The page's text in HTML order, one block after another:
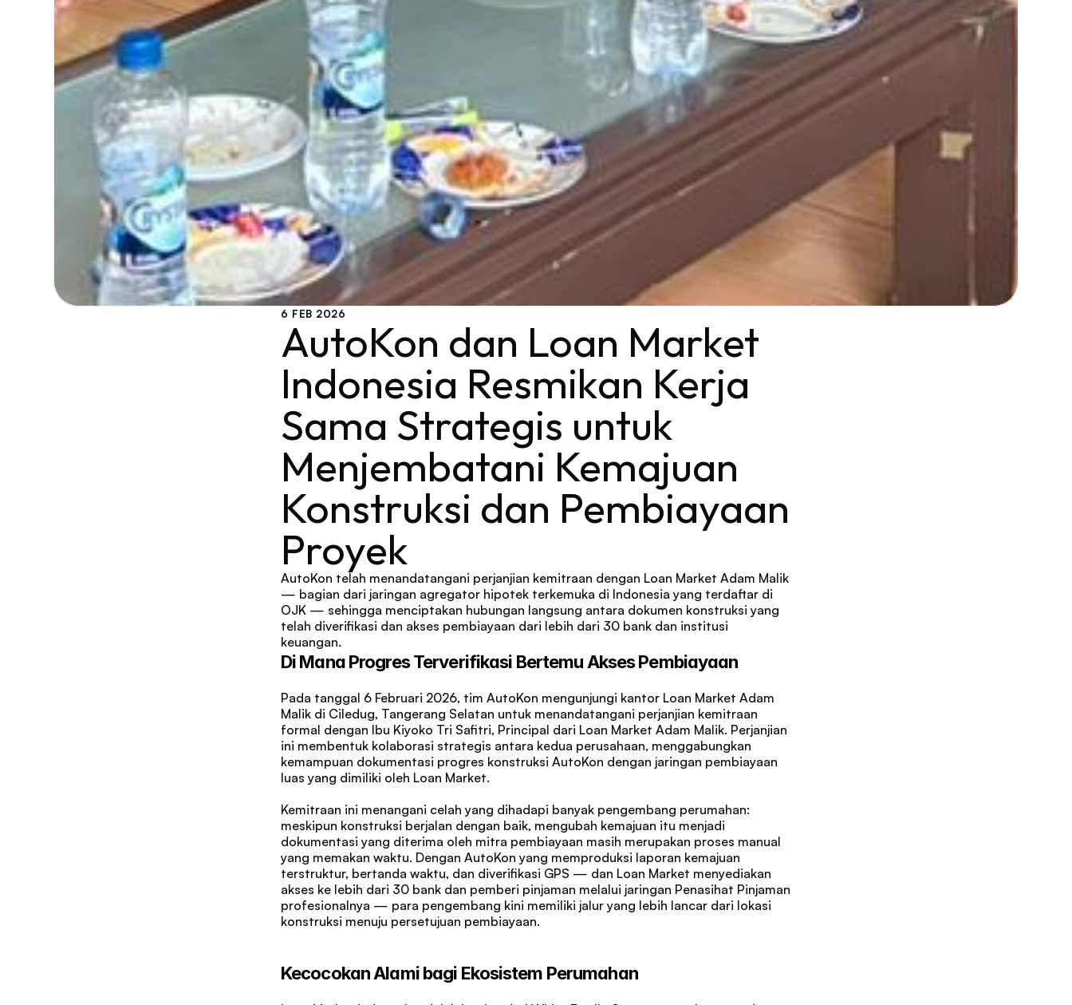
6 FEB 2026
AutoKon dan Loan Market
Indonesia Resmikan Kerja
Sama Strategis untuk
Menjembatani Kemajuan
Konstruksi dan Pembiayaan
Proyek
AutoKon telah menandatangani perjanjian kemitraan dengan Loan Market Adam Malik
— bagian dari jaringan agregator hipotek terkemuka di Indonesia yang terdaftar di
OJK — sehingga menciptakan hubungan langsung antara dokumen konstruksi yang
telah diverifikasi dan akses pembiayaan dari lebih dari 30 bank dan institusi
keuangan.
Di Mana Progres Terverifikasi Bertemu Akses Pembiayaan
Pada tanggal 6 Februari 2026, tim AutoKon mengunjungi kantor Loan Market Adam
Malik di Ciledug, Tangerang Selatan untuk menandatangani perjanjian kemitraan
formal dengan Ibu Kiyoko Tri Safitri, Principal dari Loan Market Adam Malik. Perjanjian
ini membentuk kolaborasi strategis antara kedua perusahaan, menggabungkan
kemampuan dokumentasi progres konstruksi AutoKon dengan jaringan pembiayaan
luas yang dimiliki oleh Loan Market.
Kemitraan ini menangani celah yang dihadapi banyak pengembang perumahan:
meskipun konstruksi berjalan dengan baik, mengubah kemajuan itu menjadi
dokumentasi yang diterima oleh mitra pembiayaan masih merupakan proses manual
yang memakan waktu. Dengan AutoKon yang memproduksi laporan kemajuan
terstruktur, bertanda waktu, dan diverifikasi GPS — dan Loan Market menyediakan
akses ke lebih dari 30 bank dan pemberi pinjaman melalui jaringan Penasihat Pinjaman
profesionalnya — para pengembang kini memiliki jalur yang lebih lancar dari lokasi
konstruksi menuju persetujuan pembiayaan.
Kecocokan Alami bagi Ekosistem Perumahan